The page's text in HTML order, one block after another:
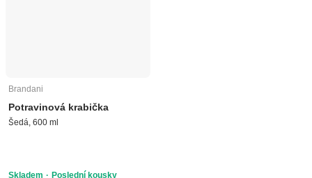
Brandani
Potravinová krabička
Šedá, 600 ml
Skladem Poslední kousky